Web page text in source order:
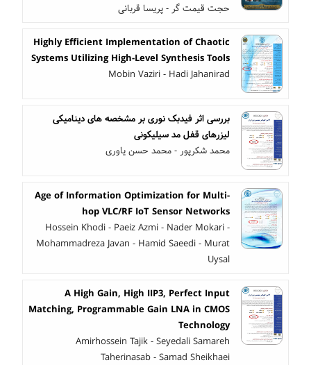
حجت قیمت گر - پریسا قربانی
Highly Efficient Implementation of Chaotic
Systems Utilizing High-Level Synthesis Tools
Mobin Vaziri - Hadi Jahanirad
بررسی اثر فیدبک نوری بر مشخصه های دینامیکی
لیزرهای قفل مد سیلیکونی
محمد شکرپور - محمد حسن یاوری
Age of Information Optimization for Multi-
hop VLC/RF IoT Sensor Networks
Hossein Khodi - Paeiz Azmi - Nader Mokari -
Mohammadreza Javan - Hamid Saeedi - Murat
Uysal
A High Gain, High IIP3, Perfect Input
Matching, Programmable Gain LNA in CMOS
Technology
Amirhossein Tajik - Seyedali Samareh
Taherinasab - Samad Sheikhaei